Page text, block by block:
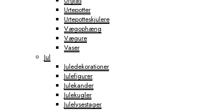
Urtepotter
Urtepotteskjulere
Vægophæng
Vægure
Vaser
Jul
Juledekorationer
Julefigurer
Julekander
Julekugler
Julelysestager